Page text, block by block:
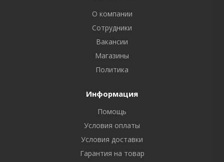
О компании
Сотрудники
Вакансии
Магазины
Политика
Информация
Помощь
Условия оплаты
Условия доставки
Гарантия на товар